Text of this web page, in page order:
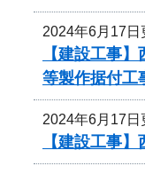
2024年6月17日
【建設工事
等製作据付工
2024年6月17日
【建設工事